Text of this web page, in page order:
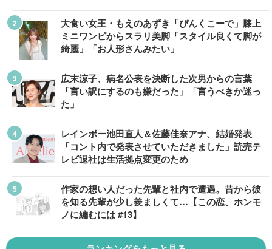
大食い女王・もえのあずき「ぴんくこーで」膝上
ミニワンピからスラリ美脚「スタイル良くて脚が
綺麗」「お人形さんみたい」
広末涼子、病名公表を決断した次男からの言葉
「言い訳にするのも嫌だった」「言うべきか迷っ
た」
レインボー池田直人＆佐藤佳奈アナ、結婚発表
「コント内で発表させていただきました」読売テ
レビ退社は生活拠点変更のため
作家の想い人だった先輩と社内で遭遇。昔から彼
を知る先輩が少し羨ましくて…【この恋、ホンモ
ノに編むには #13】